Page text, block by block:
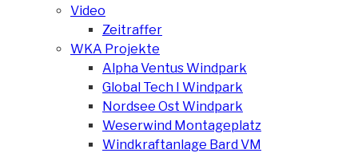
Video
Zeitraffer
WKA Projekte
Alpha Ventus Windpark
Global Tech I Windpark
Nordsee Ost Windpark
Weserwind Montageplatz
Windkraftanlage Bard VM